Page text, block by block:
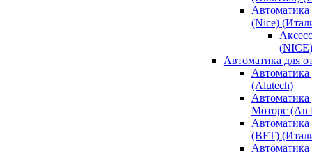
Автоматика
(Nice)
(NICE)
Автоматика для
(Alutech)
Моторс (An
(BFT)
Автоматика